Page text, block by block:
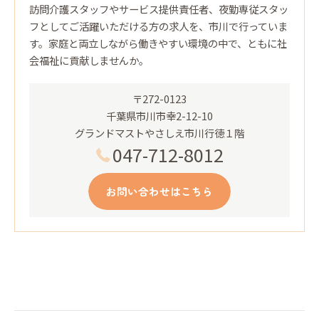
訪問介護スタッフやサービス提供責任者、夜勤専従スタッ
フとしてご活躍いただける方の求人を、市川で行っていま
す。家庭と両立しながら働きやすい環境の中で、ともに社
会福祉に貢献しませんか。
〒272-0123
千葉県市川市幸2-12-10
グランドマストやさしえ市川行徳１階
047-712-8012
お問い合わせはこちら